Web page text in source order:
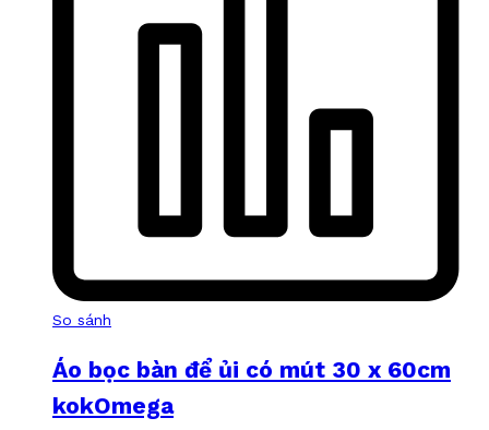
So sánh
Áo bọc bàn để ủi có mút 30 x 60cm
kokOmega